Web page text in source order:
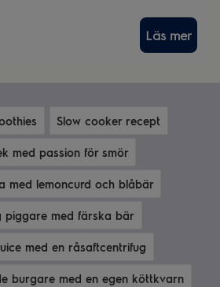
Läs mer
Slow cooker recept
med passion för smör
med lemoncurd och blåbär
piggare med färska bär
med en råsaftcentrifug
burgare med en egen köttkvarn